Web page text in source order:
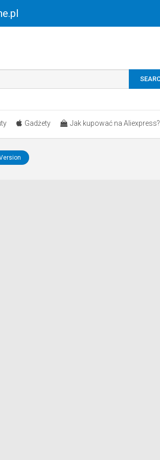
Gadżety Jak kupować na Aliexpress?